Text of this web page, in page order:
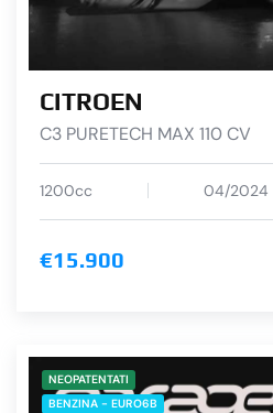
CITROEN
C3 PURETECH MAX 110 CV
1200cc 04/2024
€15.900
NEOPATENTATI
BENZINA - EURO6B